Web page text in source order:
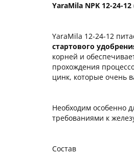
YaraMila NPK 12-24-12
YaraMila 12-24-12
стартового
корней и
прохождения
цинк, которые очень
Необходим особенно
требованиями к
Состав